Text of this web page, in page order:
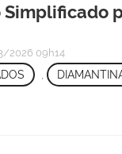
2026 09h14